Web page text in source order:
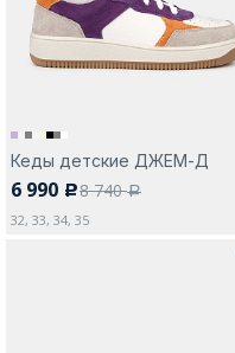
Да, все верно
Кеды детские ДЖЕМ-Д
6 990 c8 740a
32, 33, 34, 35